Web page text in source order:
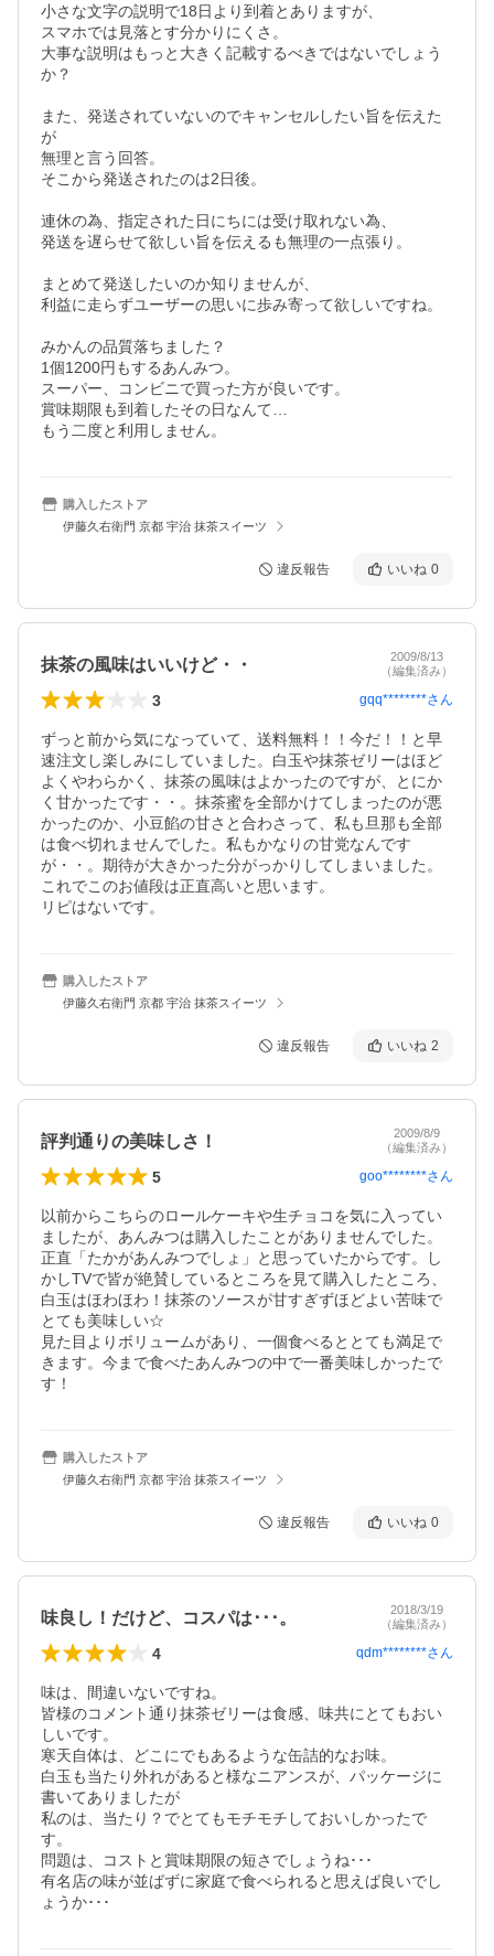
小さな文字の説明で18日より到着とありますが、
スマホでは見落とす分かりにくさ。
大事な説明はもっと大きく記載するべきではないでしょう
か？
また、発送されていないのでキャンセルしたい旨を伝えた
が
無理と言う回答。
そこから発送されたのは2日後。
連休の為、指定された日にちには受け取れない為、
発送を遅らせて欲しい旨を伝えるも無理の一点張り。
まとめて発送したいのか知りませんが、
利益に走らずユーザーの思いに歩み寄って欲しいですね。
みかんの品質落ちました？
1個1200円もするあんみつ。
スーパー、コンビニで買った方が良いです。
賞味期限も到着したその日なんて…
もう二度と利用しません。
購入したストア
伊藤久右衛門 京都 宇治 抹茶スイーツ
違反報告 いいね 0
抹茶の風味はいいけど・・
2009/8/13
（編集済み）
3 gqq********さん
ずっと前から気になっていて、送料無料！！今だ！！と早
速注文し楽しみにしていました。白玉や抹茶ゼリーはほど
よくやわらかく、抹茶の風味はよかったのですが、とにか
く甘かったです・・。抹茶蜜を全部かけてしまったのが悪
かったのか、小豆餡の甘さと合わさって、私も旦那も全部
は食べ切れませんでした。私もかなりの甘党なんです
が・・。期待が大きかった分がっかりしてしまいました。
これでこのお値段は正直高いと思います。
リピはないです。
購入したストア
伊藤久右衛門 京都 宇治 抹茶スイーツ
違反報告 いいね 2
評判通りの美味しさ！
2009/8/9
（編集済み）
5 goo********さん
以前からこちらのロールケーキや生チョコを気に入ってい
ましたが、あんみつは購入したことがありませんでした。
正直「たかがあんみつでしょ」と思っていたからです。し
かしTVで皆が絶賛しているところを見て購入したところ、
白玉はほわほわ！抹茶のソースが甘すぎずほどよい苦味で
とても美味しい☆
見た目よりボリュームがあり、一個食べるととても満足で
きます。今まで食べたあんみつの中で一番美味しかったで
す！
購入したストア
伊藤久右衛門 京都 宇治 抹茶スイーツ
違反報告 いいね 0
味良し！だけど、コスパは･･･。
2018/3/19
（編集済み）
4 qdm********さん
味は、間違いないですね。
皆様のコメント通り抹茶ゼリーは食感、味共にとてもおい
しいです。
寒天自体は、どこにでもあるような缶詰的なお味。
白玉も当たり外れがあると様なニアンスが、パッケージに
書いてありましたが
私のは、当たり？でとてもモチモチしておいしかったで
す。
問題は、コストと賞味期限の短さでしょうね･･･
有名店の味が並ばずに家庭で食べられると思えば良いでし
ょうか･･･